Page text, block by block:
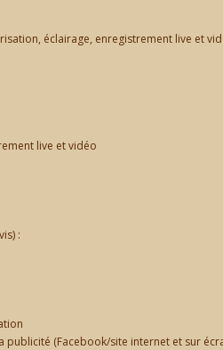
éclairage, enregistrement live et
live et vidéo
:
(Facebook/site internet et sur